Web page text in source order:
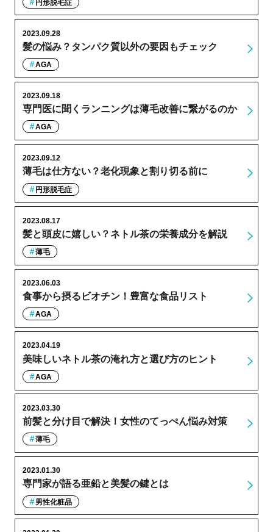
円形脱毛症
髪の悩み？タンパク質以外の要因もチェック
2023.09.28
AGA
専門医に聞くランニングは薄毛改善に繋がるのか
2023.09.18
AGA
薄毛は仕方ない？老化現象と割り切る前に
2023.09.12
円形脱毛症
髪と頭皮に嬉しい？ネトル茶の栄養成分を解説
2023.08.17
薄毛
食事から摂るビオチン！豊富な食品リスト
2023.06.03
AGA
美味しいネトル茶の淹れ方と選び方のヒント
2023.04.19
AGA
前髪と分け目で解決！女性のてっぺん悩み対策
2023.03.30
薄毛
専門家が語る亜鉛と美髪の鍵とは
2023.01.30
男性化粧品